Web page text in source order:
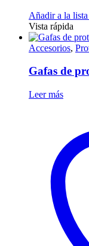
Añadir a la lista
Vista rápida
Accesorios,
Gafas de
Leer más